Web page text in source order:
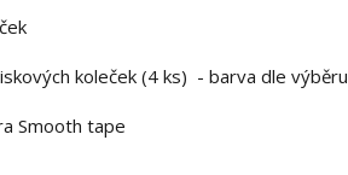
koleček (4 ks) - barva dle výběru
Smooth tape